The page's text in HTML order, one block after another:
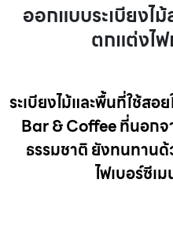
ออกแบบระเบียงไ
ตกแต่งไ
ระเบียงไม้และพื้นที่ใช้สอ
Bar & Coffee ที่นอก
ธรรมชาติ ยังทนทานด้
ไฟเบอร์ซีเ